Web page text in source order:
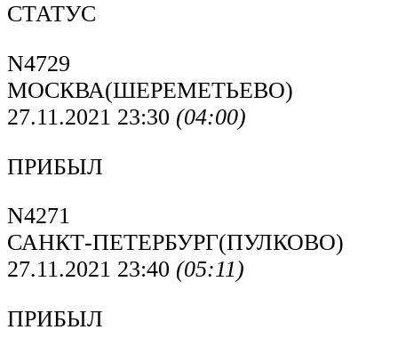
СТАТУС
N4729
МОСКВА(ШЕРЕМЕТЬЕВО)
27.11.2021 23:30 (04:00)
ПРИБЫЛ
N4271
САНКТ-ПЕТЕРБУРГ(ПУЛКОВО)
27.11.2021 23:40 (05:11)
ПРИБЫЛ